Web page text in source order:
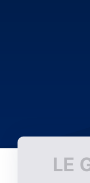
LE